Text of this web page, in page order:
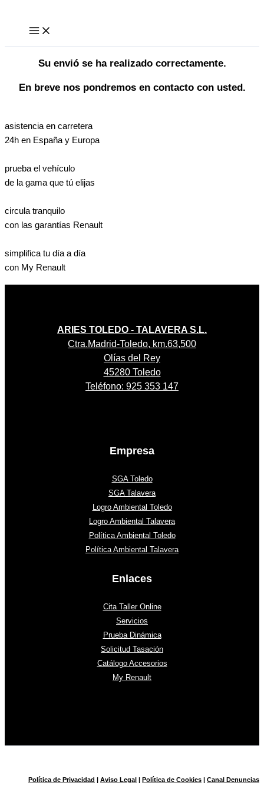
contenido
Su envió se ha realizado correctamente.
En breve nos pondremos en contacto con usted.
asistencia en carretera
24h en España y Europa
prueba el vehículo
de la gama que tú elijas
circula tranquilo
con las garantías Renault
simplifica tu día a día
con My Renault
ARIES TOLEDO - TALAVERA S.L.
Ctra.Madrid-Toledo, km.63,500
Olías del Rey
45280 Toledo
Teléfono: 925 353 147
Empresa
SGA Toledo
SGA Talavera
Logro Ambiental Toledo
Logro Ambiental Talavera
Política Ambiental Toledo
Política Ambiental Talavera
Enlaces
Cita Taller Online
Servicios
Prueba Dinámica
Solicitud Tasación
Catálogo Accesorios
My Renault
Política de Privacidad | Aviso Legal | Política de Cookies | Canal Denuncias